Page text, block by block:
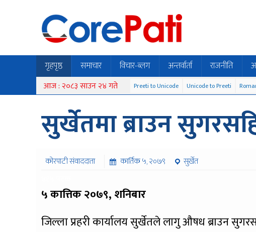
गृहपृष्ठ समाचार विचार-ब्लग अन्तर्वार्ता राजनीति
आज : २०८३ साउन २४ गते Preeti to Unicode Unicode to Preeti
सुर्खेतमा ब्राउन
कोरपाटी संवाददाता कार्तिक ५, २०७९
सुर्खेत
५ कात्तिक २०७९, शनिबार
जिल्ला प्रहरी कार्यालय सुर्खेतले लागु औषध ब्राउन